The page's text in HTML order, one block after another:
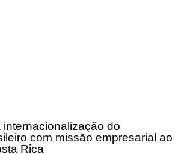
do
com missão empresarial ao
Rica